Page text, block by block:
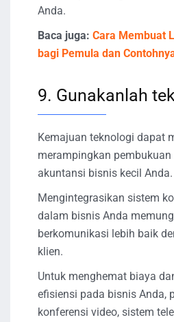
Anda.
Baca juga: Cara Membuat
bagi Pemula dan
9. Gunakanlah
Kemajuan teknologi dapat
merampingkan
akuntansi bisnis kecil Anda.
Mengintegrasikan sistem
dalam bisnis Anda
berkomunikasi lebih baik
klien.
Untuk menghemat biaya
efisiensi pada bisnis Anda,
konferensi video, sistem